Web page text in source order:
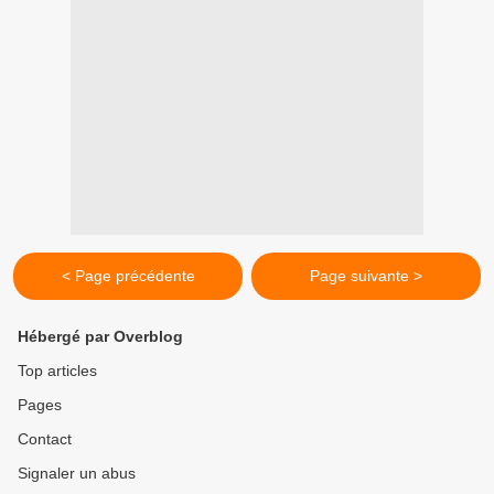
< Page précédente Page suivante >
Hébergé par Overblog
Top articles
Pages
Contact
Signaler un abus